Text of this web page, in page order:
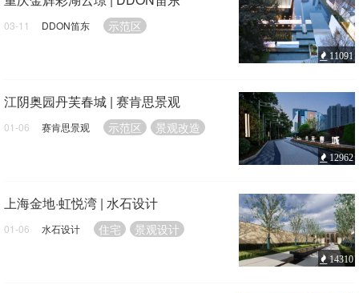
03-11 DDON笛东 示范区
11091
江阴奥园丹芙春城 | 赛肯思景观
01-06 赛肯思景观 示范区 景观改造
12962
上海金地·虹悦湾 | 水石设计
01-06 水石设计 住宅 景观设计
14310